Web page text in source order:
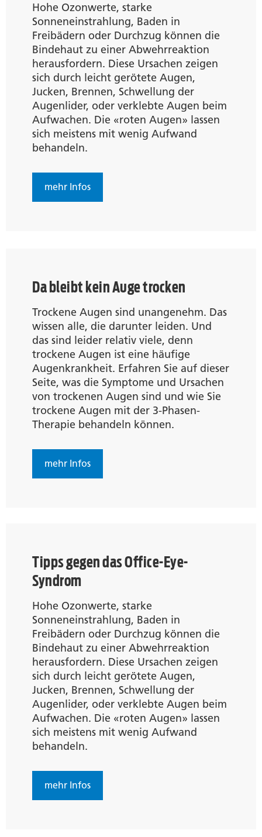
Hohe Ozonwerte, starke
Sonneneinstrahlung, Baden in
Freibädern oder Durchzug können die
Bindehaut zu einer Abwehrreaktion
herausfordern. Diese Ursachen zeigen
sich durch leicht gerötete Augen,
Jucken, Brennen, Schwellung der
Augenlider, oder verklebte Augen beim
Aufwachen. Die «roten Augen» lassen
sich meistens mit wenig Aufwand
behandeln.
mehr Infos
Da bleibt kein Auge trocken
Trockene Augen sind unangenehm. Das
wissen alle, die darunter leiden. Und
das sind leider relativ viele, denn
trockene Augen ist eine häufige
Augenkrankheit. Erfahren Sie auf dieser
Seite, was die Symptome und Ursachen
von trockenen Augen sind und wie Sie
trockene Augen mit der 3-Phasen-
Therapie behandeln können.
mehr Infos
Tipps gegen das Office-Eye-
Syndrom
Hohe Ozonwerte, starke
Sonneneinstrahlung, Baden in
Freibädern oder Durchzug können die
Bindehaut zu einer Abwehrreaktion
herausfordern. Diese Ursachen zeigen
sich durch leicht gerötete Augen,
Jucken, Brennen, Schwellung der
Augenlider, oder verklebte Augen beim
Aufwachen. Die «roten Augen» lassen
sich meistens mit wenig Aufwand
behandeln.
mehr Infos